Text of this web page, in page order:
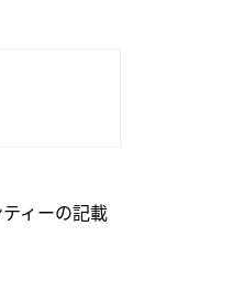
ィーの記載